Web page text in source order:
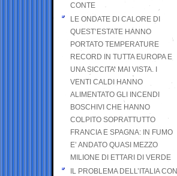
CONTE
LE ONDATE DI CALORE DI
QUEST’ESTATE HANNO
PORTATO TEMPERATURE
RECORD IN TUTTA EUROPA E
UNA SICCITA’ MAI VISTA. I
VENTI CALDI HANNO
ALIMENTATO GLI INCENDI
BOSCHIVI CHE HANNO
COLPITO SOPRATTUTTO
FRANCIA E SPAGNA: IN FUMO
E’ ANDATO QUASI MEZZO
MILIONE DI ETTARI DI VERDE
IL PROBLEMA DELL’ITALIA CON